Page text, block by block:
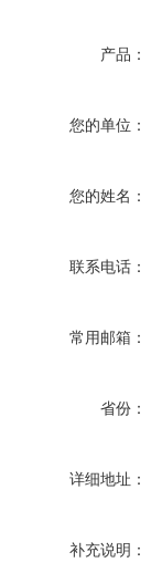
产品：
您的单位：
您的姓名：
联系电话：
常用邮箱：
省份：
详细地址：
补充说明：